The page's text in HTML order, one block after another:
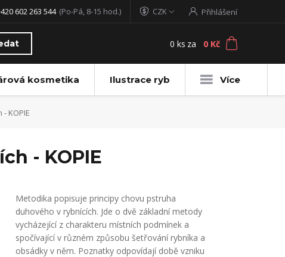
CZK Přihlášení
602 263 544 (Po-Pá, 8-15 hod.)
0 ks za 0 Kč
kosmetika Ilustrace ryb Více
KOPIE
- KOPIE
Metodika popisuje principy chovu pstruha
duhového v rybnících. Jde o dvě základní metody
vycházející z charakteru místních podmínek a
spočívající v různém způsobu šetřování rybníka a
obsádky v něm. Poznatky odpovídají době vzniku